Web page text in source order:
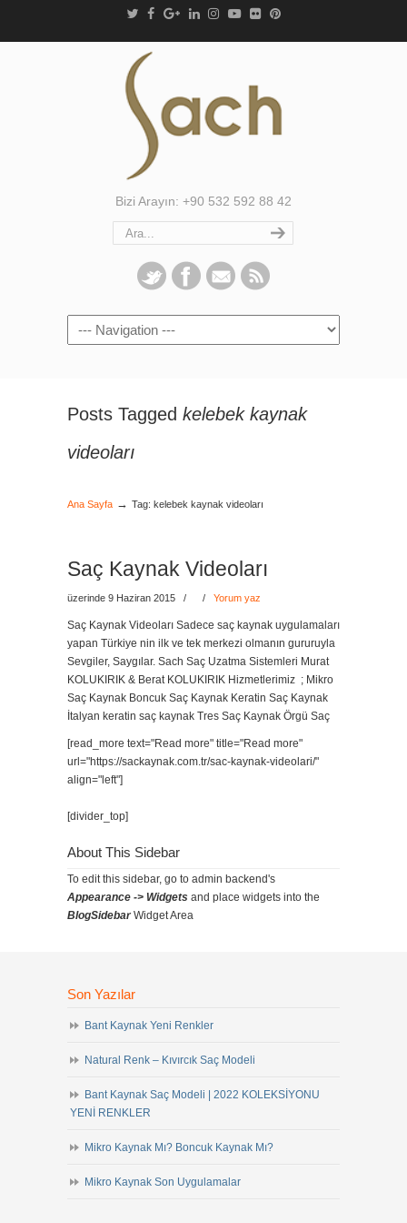
Bizi Arayın: +90 532 592 88 42
Navigation
Posts Tagged kelebek kaynak
videoları
Ana Sayfa → Tag: kelebek kaynak videoları
Saç Kaynak Videoları
üzerinde 9 Haziran 2015 / / Yorum yaz
Saç Kaynak Videoları Sadece saç kaynak uygulamaları
yapan Türkiye nin ilk ve tek merkezi olmanın gururuyla
Sevgiler, Saygılar. Sach Saç Uzatma Sistemleri Murat
KOLUKIRIK & Berat KOLUKIRIK Hizmetlerimiz ; Mikro
Saç Kaynak Boncuk Saç Kaynak Keratin Saç Kaynak
İtalyan keratin saç kaynak Tres Saç Kaynak Örgü Saç
[read_more text="Read more" title="Read more"
url="https://sackaynak.com.tr/sac-kaynak-videolari/"
align="left"]
[divider_top]
About This Sidebar
To edit this sidebar, go to admin backend's
Appearance -> Widgets and place widgets into the
BlogSidebarWidget Area
Son Yazılar
Bant Kaynak Yeni Renkler
Natural Renk – Kıvırcık Saç Modeli
Bant Kaynak Saç Modeli | 2022 KOLEKSİYONU
YENİ RENKLER
Mikro Kaynak Mı? Boncuk Kaynak Mı?
Mikro Kaynak Son Uygulamalar